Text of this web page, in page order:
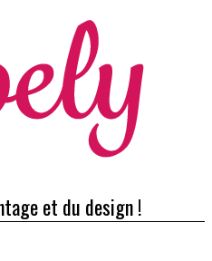
et du design !